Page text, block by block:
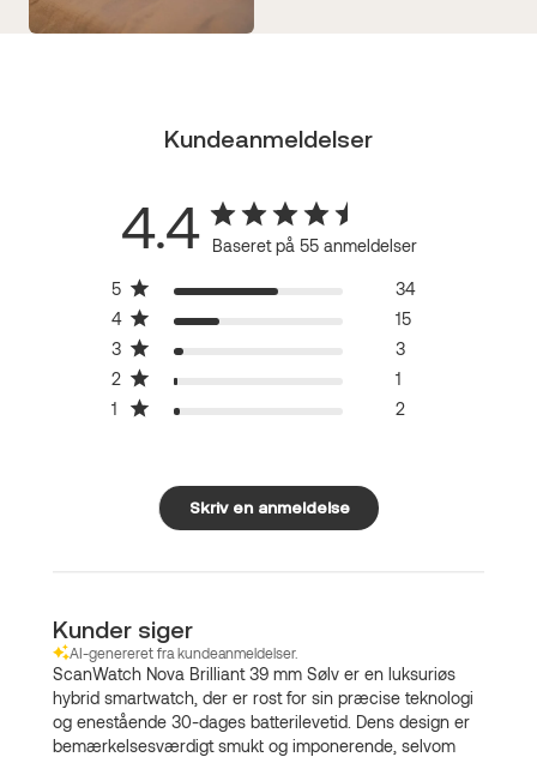
Kundeanmeldelser
4.4 Baseret på 55 anmeldelser
5
34
4
15
3
3
2
1
1
2
Skriv en anmeldelse
Kunder siger
AI-genereret fra kundeanmeldelser.
ScanWatch Nova Brilliant 39 mm Sølv er en luksuriøs
hybrid smartwatch, der er rost for sin præcise teknologi
og enestående 30-dages batterilevetid. Dens design er
bemærkelsesværdigt smukt og imponerende, selvom